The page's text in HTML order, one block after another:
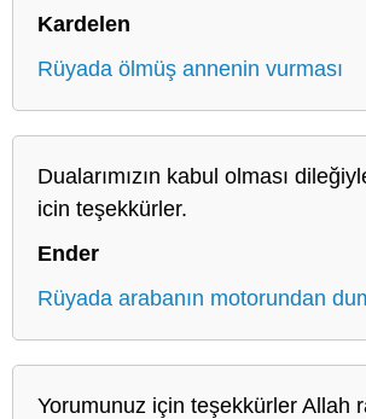
Kardelen
Rüyada ölmüş annenin vurması
Dualarımızın kabul olması
icin teşekkürler.
Ender
Rüyada arabanın motorundan
Yorumunuz için teşekkürler Allah